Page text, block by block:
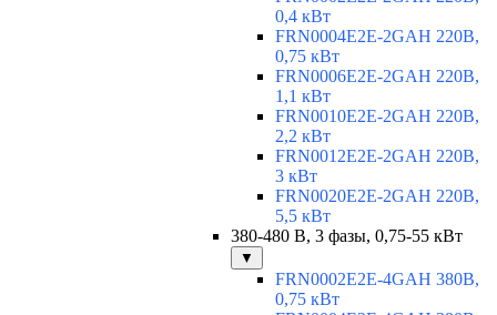
0,4 кВт
FRN0004E2E-2GAH 220В,
0,75 кВт
FRN0006E2E-2GAH 220В,
1,1 кВт
FRN0010E2E-2GAH 220В,
2,2 кВт
FRN0012E2E-2GAH 220В,
3 кВт
FRN0020E2E-2GAH 220В,
5,5 кВт
380-480 В, 3 фазы, 0,75-55 кВт
▼
FRN0002E2E-4GAH 380В,
0,75 кВт